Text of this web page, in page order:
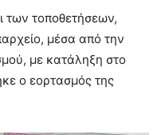
των τοποθετήσεων,
μέσα από την
με κατάληξη στο
ο εορτασμός της